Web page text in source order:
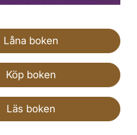
Låna boken
Köp boken
Läs boken